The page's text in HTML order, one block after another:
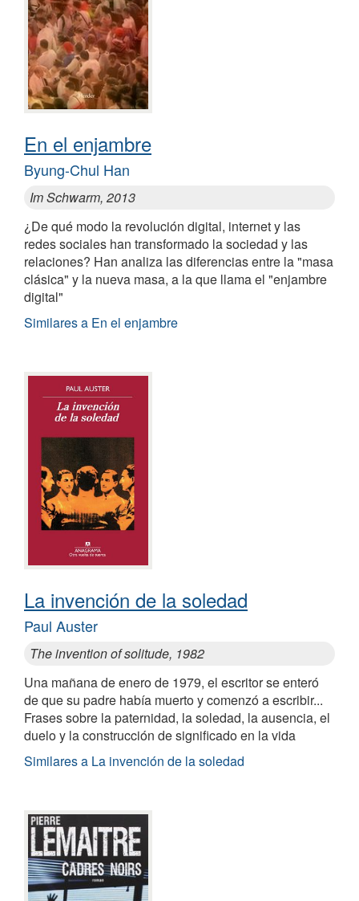
En el enjambre
Byung-Chul Han
Im Schwarm, 2013
¿De qué modo la revolución digital, internet y las
redes sociales han transformado la sociedad y las
relaciones? Han analiza las diferencias entre la "masa
clásica" y la nueva masa, a la que llama el "enjambre
digital"
Similares a En el enjambre
La invención de la soledad
Paul Auster
The invention of solitude, 1982
Una mañana de enero de 1979, el escritor se enteró
de que su padre había muerto y comenzó a escribir...
Frases sobre la paternidad, la soledad, la ausencia, el
duelo y la construcción de significado en la vida
Similares a La invención de la soledad